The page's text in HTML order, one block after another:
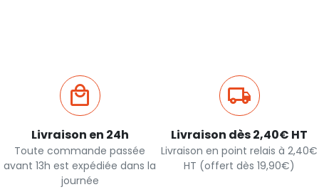
Livraison en 24h
Toute commande passée
avant 13h est expédiée dans la
journée
Livraison dès 2,40€ HT
Livraison en point relais à 2,40€
HT (offert dès 19,90€)